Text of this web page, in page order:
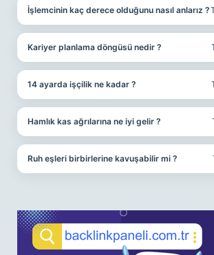
İşlemcinin kaç derece olduğunu nasıl anlarız ?
Kariyer planlama döngüsü nedir ?
14 ayarda işçilik ne kadar ?
Hamlık kas ağrılarına ne iyi gelir ?
Ruh eşleri birbirlerine kavuşabilir mi ?